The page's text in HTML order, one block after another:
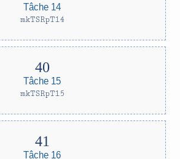
Tâche 14
mkTSRpT14
Tâche 15
mkTSRpT15
Tâche 16